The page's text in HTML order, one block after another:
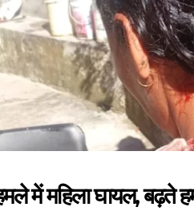
में महिला घायल, बढ़ते